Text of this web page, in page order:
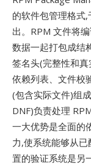
的软件包管理格式
出。RPM 文件将
数据一起打包成结
签名头(完整性和真
依赖列表、文件校
(包含实际文件)组
DNF)负责处理
一大优势是全面的
力,使系统能够从
置的验证系统是另